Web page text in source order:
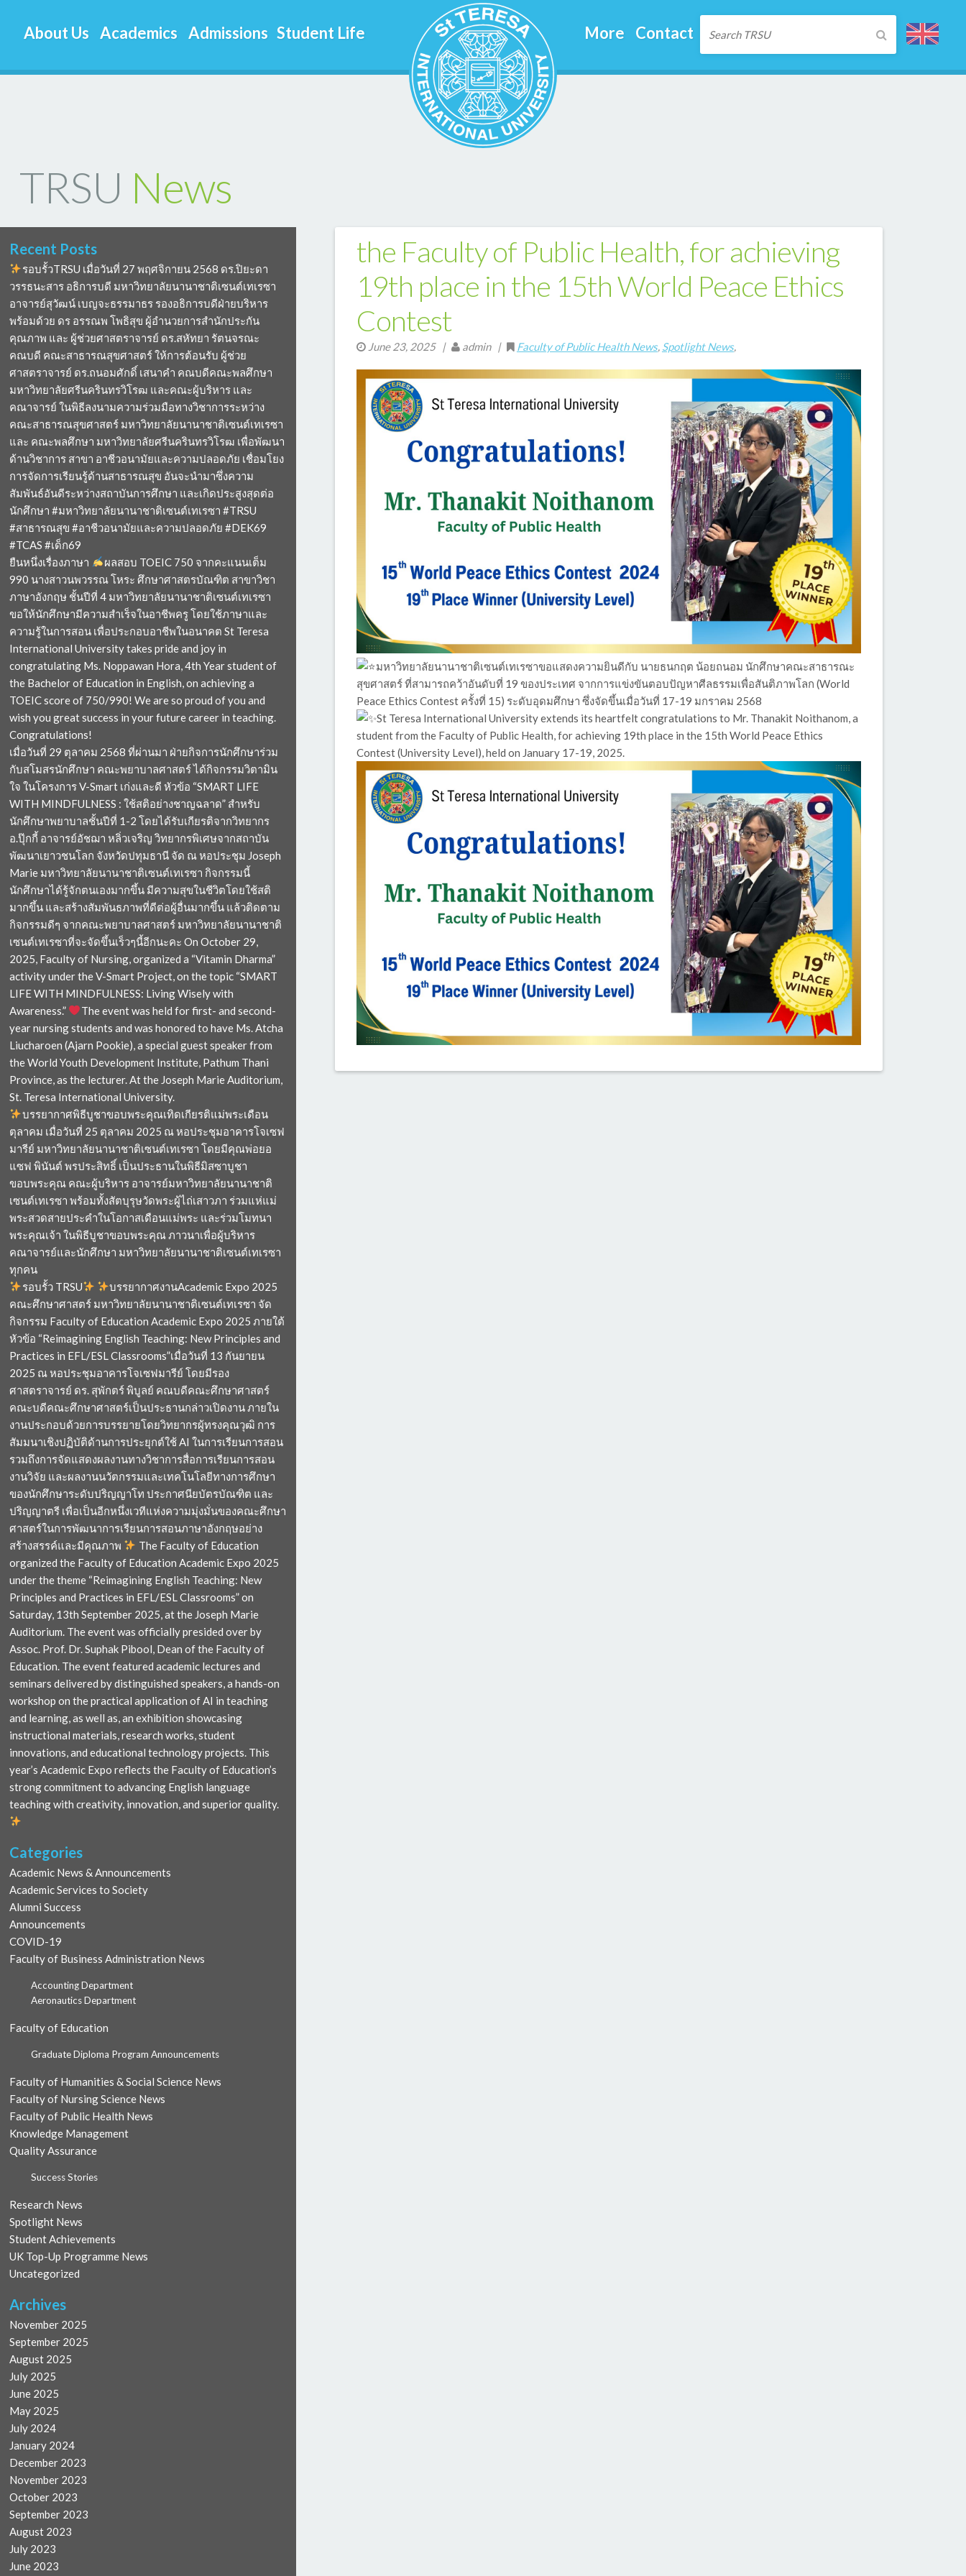
About Us Academics Admissions Student Life More Contact
TRSU News
Recent Posts
รอบรั้วTRSU เมื่อวันที่ 27 พฤศจิกายน 2568 ดร.ปิยะดา
วรรธนะสาร อธิการบดี มหาวิทยาลัยนานาชาติเซนต์เทเรซา
อาจารย์สุวัฒน์ เบญจะธรรมาธร รองอธิการบดีฝ่ายบริหาร
พร้อมด้วย ดร อรรณพ โพธิสุข ผู้อำนวยการสำนักประกัน
คุณภาพ และ ผู้ช่วยศาสตราจารย์ ดร.สหัทยา รัตนจรณะ
คณบดี คณะสาธารณสุขศาสตร์ ให้การต้อนรับ ผู้ช่วย
ศาสตราจารย์ ดร.ถนอมศักดิ์ เสนาคำ คณบดีคณะพลศึกษา
มหาวิทยาลัยศรีนครินทรวิโรฒ และคณะผู้บริหาร และ
คณาจารย์ ในพิธีลงนามความร่วมมือทางวิชาการระหว่าง
คณะสาธารณสุขศาสตร์ มหาวิทยาลัยนานาชาติเซนต์เทเรซา
และ คณะพลศึกษา มหาวิทยาลัยศรีนครินทรวิโรฒ เพื่อพัฒนา
ด้านวิชาการ สาขา อาชีวอนามัยและความปลอดภัย เชื่อมโยง
การจัดการเรียนรู้ด้านสาธารณสุข อันจะนำมาซึ่งความ
สัมพันธ์อันดีระหว่างสถาบันการศึกษา และเกิดประสูงสุดต่อ
นักศึกษา #มหาวิทยาลัยนานาชาติเซนต์เทเรซา #TRSU
#สาธารณสุข #อาชีวอนามัยและความปลอดภัย #DEK69
#TCAS #เด็ก69
ยืนหนึ่งเรื่องภาษา
ผลสอบ TOEIC 750 จากคะแนนเต็ม
990 นางสาวนพวรรณ โหระ ศึกษาศาสตรบัณฑิต สาขาวิชา
ภาษาอังกฤษ ชั้นปีที่ 4 มหาวิทยาลัยนานาชาติเซนต์เทเรซา
ขอให้นักศึกษามีความสำเร็จในอาชีพครู โดยใช้ภาษาและ
ความรู้ในการสอน เพื่อประกอบอาชีพในอนาคต St Teresa
International University takes pride and joy in
congratulating Ms. Noppawan Hora, 4th Year student of
the Bachelor of Education in English, on achieving a
TOEIC score of 750/990! We are so proud of you and
wish you great success in your future career in teaching.
Congratulations!
เมื่อวันที่ 29 ตุลาคม 2568 ที่ผ่านมา ฝ่ายกิจการนักศึกษาร่วม
กับสโมสรนักศึกษา คณะพยาบาลศาสตร์ ได้กิจกรรมวิตามิน
ใจ ในโครงการ V-Smart เก่งและดี หัวข้อ “SMART LIFE
WITH MINDFULNESS : ใช้สติอย่างชาญฉลาด” สำหรับ
นักศึกษาพยาบาลชั้นปีที่ 1-2 โดยได้รับเกียรติจากวิทยากร
อ.ปุ๊กกี้ อาจารย์อัชฌา หลิ่วเจริญ วิทยากรพิเศษจากสถาบัน
พัฒนาเยาวชนโลก จังหวัดปทุมธานี จัด ณ หอประชุม Joseph
Marie มหาวิทยาลัยนานาชาติเซนต์เทเรซา กิจกรรมนี้
นักศึกษาได้รู้จักตนเองมากขึ้น มีความสุขในชีวิตโดยใช้สติ
มากขึ้น และสร้างสัมพันธภาพที่ดีต่อผู้อื่นมากขึ้น แล้วติดตาม
กิจกรรมดีๆ จากคณะพยาบาลศาสตร์ มหาวิทยาลัยนานาชาติ
เซนต์เทเรซาที่จะจัดขึ้นเร็วๆนี้อีกนะคะ On October 29,
2025, Faculty of Nursing, organized a “Vitamin Dharma”
activity under the V-Smart Project, on the topic “SMART
LIFE WITH MINDFULNESS: Living Wisely with
Awareness.”
The event was held for first- and second-
year nursing students and was honored to have Ms. Atcha
Liucharoen (Ajarn Pookie), a special guest speaker from
the World Youth Development Institute, Pathum Thani
Province, as the lecturer. At the Joseph Marie Auditorium,
St. Teresa International University.
บรรยากาศพิธีบูชาขอบพระคุณเทิดเกียรติแม่พระเดือน
ตุลาคม เมื่อวันที่ 25 ตุลาคม 2025 ณ หอประชุมอาคารโจเซฟ
มารีย์ มหาวิทยาลัยนานาชาติเซนต์เทเรซา โดยมีคุณพ่อยอ
แซฟ พินันต์ พรประสิทธิ์ เป็นประธานในพิธีมิสซาบูชา
ขอบพระคุณ คณะผู้บริหาร อาจารย์มหาวิทยาลัยนานาชาติ
เซนต์เทเรซา พร้อมทั้งสัตบุรุษวัดพระผู้ไถ่เสาวภา ร่วมแห่แม่
พระสวดสายประคำในโอกาสเดือนแม่พระ และร่วมโมทนา
พระคุณเจ้า ในพิธีบูชาขอบพระคุณ ภาวนาเพื่อผู้บริหาร
คณาจารย์และนักศึกษา มหาวิทยาลัยนานาชาติเซนต์เทเรซา
ทุกคน
รอบรั้ว TRSU
บรรยากาศงานAcademic Expo 2025
คณะศึกษาศาสตร์ มหาวิทยาลัยนานาชาติเซนต์เทเรซา จัด
กิจกรรม Faculty of Education Academic Expo 2025 ภายใต้
หัวข้อ “Reimagining English Teaching: New Principles and
Practices in EFL/ESL Classrooms”เมื่อวันที่ 13 กันยายน
2025 ณ หอประชุมอาคารโจเซฟมารีย์ โดยมีรอง
ศาสตราจารย์ ดร. สุพักตร์ พิบูลย์ คณบดีคณะศึกษาศาสตร์
คณะบดีคณะศึกษาศาสตร์เป็นประธานกล่าวเปิดงาน ภายใน
งานประกอบด้วยการบรรยายโดยวิทยากรผู้ทรงคุณวุฒิ การ
สัมมนาเชิงปฏิบัติด้านการประยุกต์ใช้ AI ในการเรียนการสอน
รวมถึงการจัดแสดงผลงานทางวิชาการสื่อการเรียนการสอน
งานวิจัย และผลงานนวัตกรรมและเทคโนโลยีทางการศึกษา
ของนักศึกษาระดับปริญญาโท ประกาศนียบัตรบัณฑิต และ
ปริญญาตรี เพื่อเป็นอีกหนึ่งเวทีแห่งความมุ่งมั่นของคณะศึกษา
ศาสตร์ในการพัฒนาการเรียนการสอนภาษาอังกฤษอย่าง
สร้างสรรค์และมีคุณภาพ
The Faculty of Education
organized the Faculty of Education Academic Expo 2025
under the theme “Reimagining English Teaching: New
Principles and Practices in EFL/ESL Classrooms” on
Saturday, 13th September 2025, at the Joseph Marie
Auditorium. The event was officially presided over by
Assoc. Prof. Dr. Suphak Pibool, Dean of the Faculty of
Education. The event featured academic lectures and
seminars delivered by distinguished speakers, a hands-on
workshop on the practical application of AI in teaching
and learning, as well as, an exhibition showcasing
instructional materials, research works, student
innovations, and educational technology projects. This
year’s Academic Expo reflects the Faculty of Education’s
strong commitment to advancing English language
teaching with creativity, innovation, and superior quality.
Categories
Academic News & Announcements
Academic Services to Society
Alumni Success
Announcements
COVID-19
Faculty of Business Administration News
Accounting Department
Aeronautics Department
Faculty of Education
Graduate Diploma Program Announcements
Faculty of Humanities & Social Science News
Faculty of Nursing Science News
Faculty of Public Health News
Knowledge Management
Quality Assurance
Success Stories
Research News
Spotlight News
Student Achievements
UK Top-Up Programme News
Uncategorized
Archives
November 2025
September 2025
August 2025
July 2025
June 2025
May 2025
July 2024
January 2024
December 2023
November 2023
October 2023
September 2023
August 2023
July 2023
June 2023
the Faculty of Public Health, for achieving
19th place in the 15th World Peace Ethics
Contest
June 23, 2025| admin | Faculty of Public Health News, Spotlight News,
มหาวิทยาลัยนานาชาติเซนต์เทเรซาขอแสดงความยินดีกับ นายธนกฤต น้อยถนอม นักศึกษาคณะสาธารณะ
สุขศาสตร์ ที่สามารถคว้าอันดับที่ 19 ของประเทศ จากการแข่งขันตอบปัญหาศีลธรรมเพื่อสันติภาพโลก (World
Peace Ethics Contest ครั้งที่ 15) ระดับอุดมศึกษา ซึ่งจัดขึ้นเมื่อวันที่ 17-19 มกราคม 2568
St Teresa International University extends its heartfelt congratulations to Mr. Thanakit Noithanom, a
student from the Faculty of Public Health, for achieving 19th place in the 15th World Peace Ethics
Contest (University Level), held on January 17-19, 2025.